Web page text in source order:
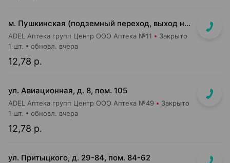
м. Пушкинская (подземный переход, выход на гостиницу "Орбита")
ADEL Аптека групп Центр ООО Аптека №11 Закрыто
12,78 р.
1 шт. обновл. вчера
ул. Авиационная, д. 8, пом. 105
ADEL Аптека групп Центр ООО Аптека №49 Закрыто
12,78 р.
1 шт. обновл. вчера
ул. Притыцкого, д. 29-84, пом. 84-62